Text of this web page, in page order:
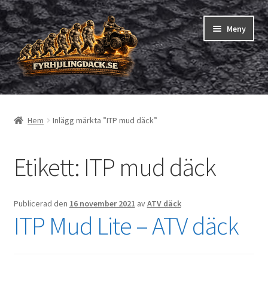
Hoppa
till
navigering
Hoppa
till
innehåll
Meny
Shop
Fyrhjuling däck
Trädgårdsmaskiner/små däck
Beställning
Hem Inlägg märkta ”ITP mud däck”
Etikett: ITP mud däck
Publicerad den 16 november 2021 avATV däck
ITP Mud Lite – ATV däck